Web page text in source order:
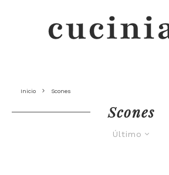
Inicio Scones
Scones
Último